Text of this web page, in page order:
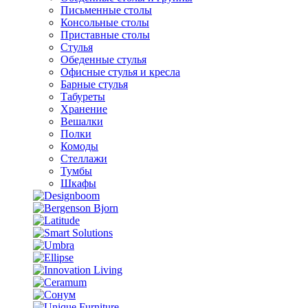
Письменные столы
Консольные столы
Приставные столы
Стулья
Обеденные стулья
Офисные стулья и кресла
Барные стулья
Табуреты
Хранение
Вешалки
Полки
Комоды
Стеллажи
Тумбы
Шкафы